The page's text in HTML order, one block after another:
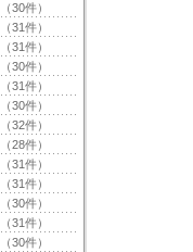
（30件）
（31件）
（31件）
（30件）
（31件）
（30件）
（32件）
（28件）
（31件）
（31件）
（30件）
（31件）
（30件）